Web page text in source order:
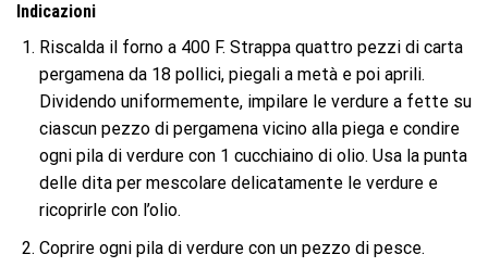
Indicazioni
Riscalda il forno a 400 F. Strappa quattro pezzi di carta
pergamena da 18 pollici, piegali a metà e poi aprili.
Dividendo uniformemente, impilare le verdure a fette su
ciascun pezzo di pergamena vicino alla piega e condire
ogni pila di verdure con 1 cucchiaino di olio. Usa la punta
delle dita per mescolare delicatamente le verdure e
ricoprirle con l’olio.
Coprire ogni pila di verdure con un pezzo di pesce.